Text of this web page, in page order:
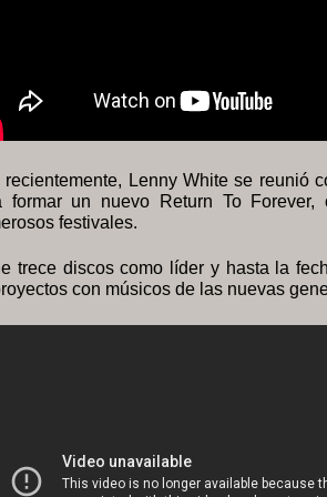
recientemente, Lenny White se reunió
formar un nuevo Return To
festivales.
trece discos como líder y hasta la
con músicos de las nuevas